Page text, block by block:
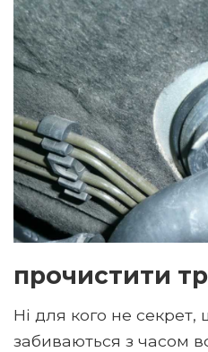
прочистити
Ні для кого не секрет,
забиваються з часом